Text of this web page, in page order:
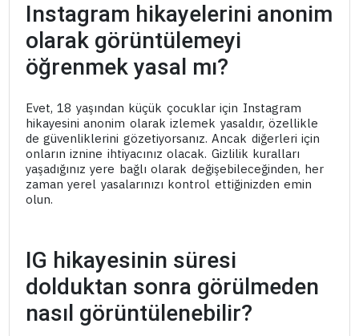
Instagram hikayelerini anonim
olarak görüntülemeyi
öğrenmek yasal mı?
Evet, 18 yaşından küçük çocuklar için Instagram
hikayesini anonim olarak izlemek yasaldır, özellikle
de güvenliklerini gözetiyorsanız. Ancak diğerleri için
onların iznine ihtiyacınız olacak. Gizlilik kuralları
yaşadığınız yere bağlı olarak değişebileceğinden, her
zaman yerel yasalarınızı kontrol ettiğinizden emin
olun.
IG hikayesinin süresi
dolduktan sonra görülmeden
nasıl görüntülenebilir?